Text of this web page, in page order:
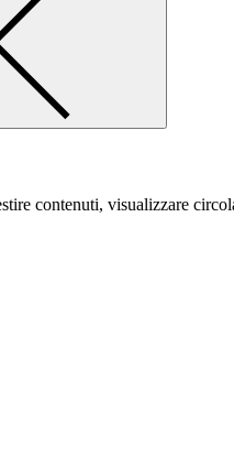
contenuti, visualizzare